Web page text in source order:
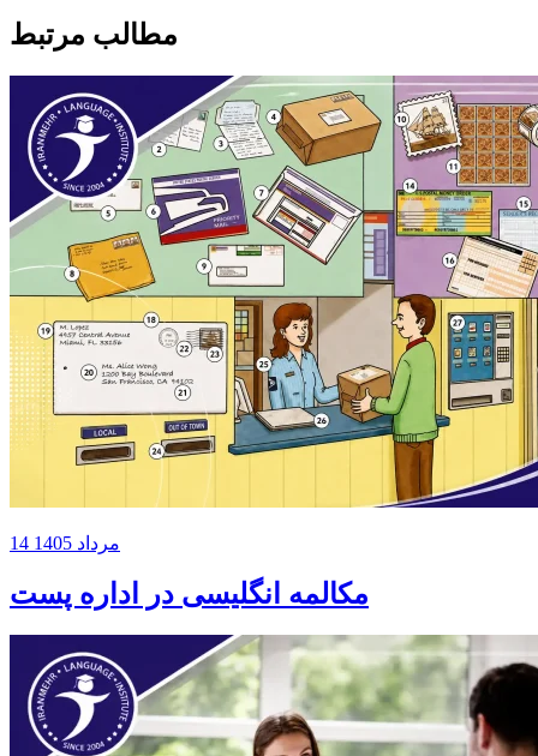
مطالب مرتبط
14 مرداد 1405
مکالمه انگلیسی در اداره پست